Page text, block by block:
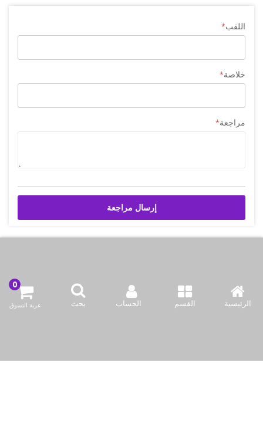
الرئيسية القسم الحساب بحث عربة التسوق
اللقب
خلاصة
مراجعة
إرسال مراجعة
شركة بازاركوم للتجهيزات الغدائية